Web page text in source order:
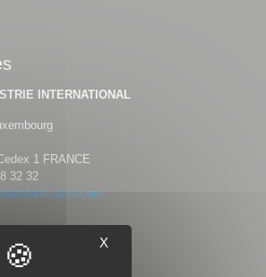
INTERNATIONAL
1 FRANCE
32 32
industrie.com
X